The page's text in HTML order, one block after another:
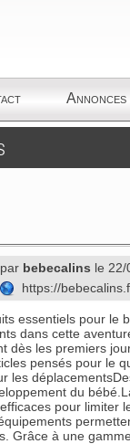
Annonces
par bebecalins le 22/
https://
essentiels pour le
dans cette
dès les premiers
pensés pour le
les
du
pour limiter
Grâce à une